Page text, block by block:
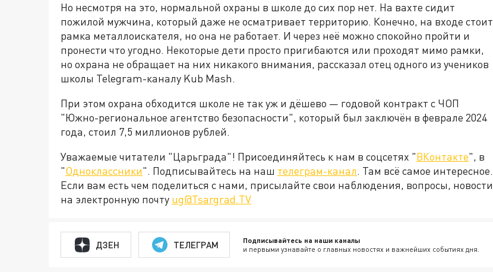
Но несмотря на это, нормальной охраны в школе до сих пор нет. На вахте сидит
пожилой мужчина, который даже не осматривает территорию. Конечно, на входе стоит
рамка металлоискателя, но она не работает. И через неё можно спокойно пройти и
пронести что угодно. Некоторые дети просто пригибаются или проходят мимо рамки,
но охрана не обращает на них никакого внимания, рассказал отец одного из учеников
школы Telegram-каналу Kub Mash.
При этом охрана обходится школе не так уж и дёшево — годовой контракт с ЧОП
"Южно-региональное агентство безопасности", который был заключён в феврале 2024
года, стоил 7,5 миллионов рублей.
Уважаемые читатели "Царьграда"! Присоединяйтесь к нам в соцсетях "ВКонтакте", в
"Одноклассники". Подписывайтесь на наш телеграм-канал. Там всё самое интересное.
Если вам есть чем поделиться с нами, присылайте свои наблюдения, вопросы, новости
на электронную почту ug@Tsargrad.TV
ДЗЕН ТЕЛЕГРАМ Подписывайтесь на наши каналы
и первыми узнавайте о главных новостях и важнейших событиях дня.